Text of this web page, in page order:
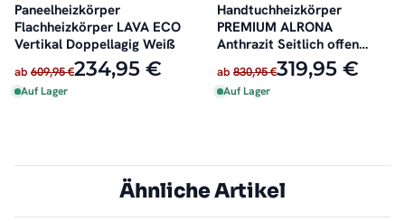
Paneelheizkörper
Flachheizkörper LAVA ECO
Vertikal Doppellagig Weiß
ab 609,95 €234,95 €
Auf Lager
Handtuchheizkörper
PREMIUM ALRONA
Anthrazit Seitlich offen
rechts oder links
ab 830,95 €319,95 €
Auf Lager
Ähnliche Artikel